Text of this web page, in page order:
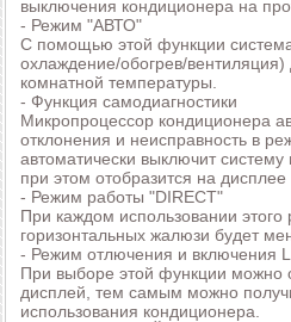
выключения кондиционера на
- Режим "АВТО"
С помощью этой функции
охлаждение/обогрев/
комнатной температуры.
- Функция самодиагностики
Микропроцессор кондиционера
отклонения и неисправность в
автоматически выключит
при этом отобразится на дисплее
- Режим работы "DIRECT"
При каждом использовании
горизонтальных жалюзи будет
- Режим отлючения и включения
При выборе этой функции можно
дисплей, тем самым можно
использования кондиционера.